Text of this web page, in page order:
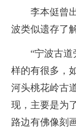
李本侹曾出
波类似遗存了
“宁波古道旁
样的有很多，
河头桃花岭古
现，主要是为
路边有佛像刻